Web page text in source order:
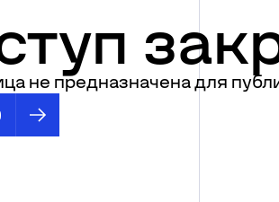
не предназначена для